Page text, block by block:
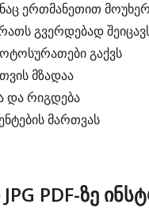
ერთმანეთით
გვერდებად
გაქვს
მზადაა
და რიგდება
მართვას
PDF-ზე